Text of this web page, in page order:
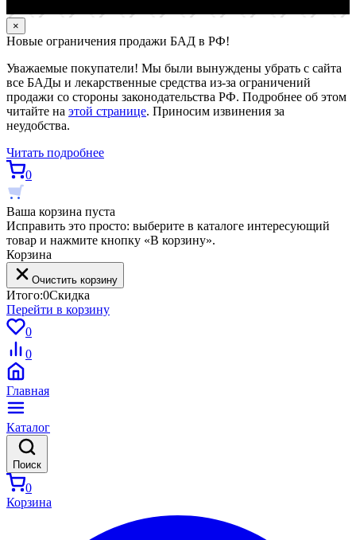
×
Новые ограничения продажи БАД в РФ!
Уважаемые покупатели! Мы были вынуждены убрать с сайта
все БАДы и лекарственные средства из-за ограничений
продажи со стороны законодательства РФ. Подробнее об этом
читайте на этой странице. Приносим извинения за
неудобства.
Читать подробнее
0
Ваша корзина пуста
Исправить это просто: выберите в каталоге интересующий
товар и нажмите кнопку «В корзину».
Корзина
Очистить корзину
Итого:0Скидка
Перейти в корзину
0
0
Главная
Каталог
Поиск
0
Корзина